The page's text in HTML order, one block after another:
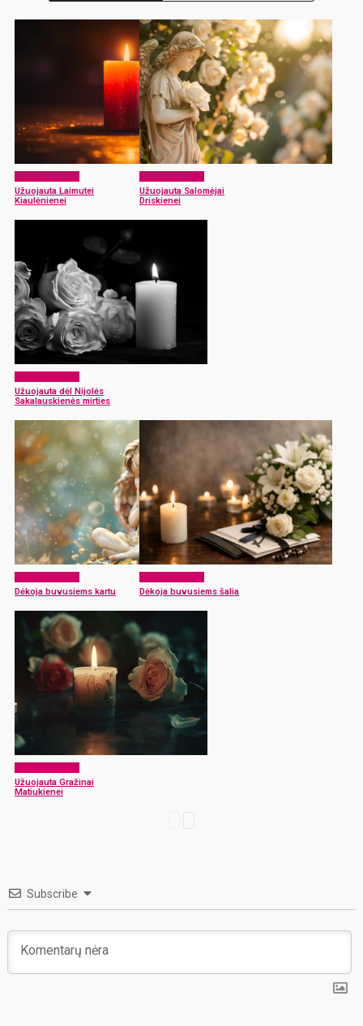
Užuojauta Laimutei
Kiaulėnienei
Užuojauta Salomėjai
Driskienei
Užuojauta dėl Nijolės
Sakalauskienės mirties
Dėkoja buvusiems kartu
Dėkoja buvusiems šalia
Užuojauta Gražinai
Matiukienei
Subscribe